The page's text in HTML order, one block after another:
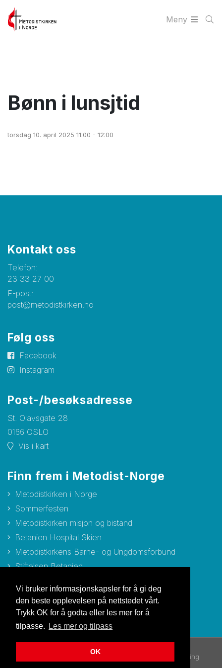
Vi bruker informasjonskapsler for å gi deg
den beste opplevelsen på nettstedet vårt.
Trykk OK for å godta eller les mer for å
tilpasse.
Les mer og tilpass
OK
Meny
Bønn i lunsjtid
torsdag 10. april 2025 11:00 - 12:00
Kontakt oss
Telefon:
23 33 27 00
E-post:
post@metodistkirken.no
Følg oss
Facebook
Instagram
Post-/besøksadresse
St. Olavsgate 28
0166 OSLO
Vis i kart
Finn frem i Metodist-Norge
Metodistkirken i Norge
Sommerfesten
Metodistkirken misjon og bistand
Betanien Hospital Skien
Metodistkirkens Barne- og Ungdomsforbund
Stiftelsen Betanien
Personvernerklæring